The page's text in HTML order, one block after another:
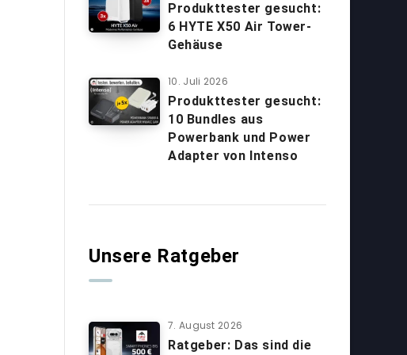
Produkttester gesucht:
6 HYTE X50 Air Tower-
Gehäuse
10. Juli 2026
Produkttester gesucht:
10 Bundles aus
Powerbank und Power
Adapter von Intenso
Unsere Ratgeber
7. August 2026
Ratgeber: Das sind die